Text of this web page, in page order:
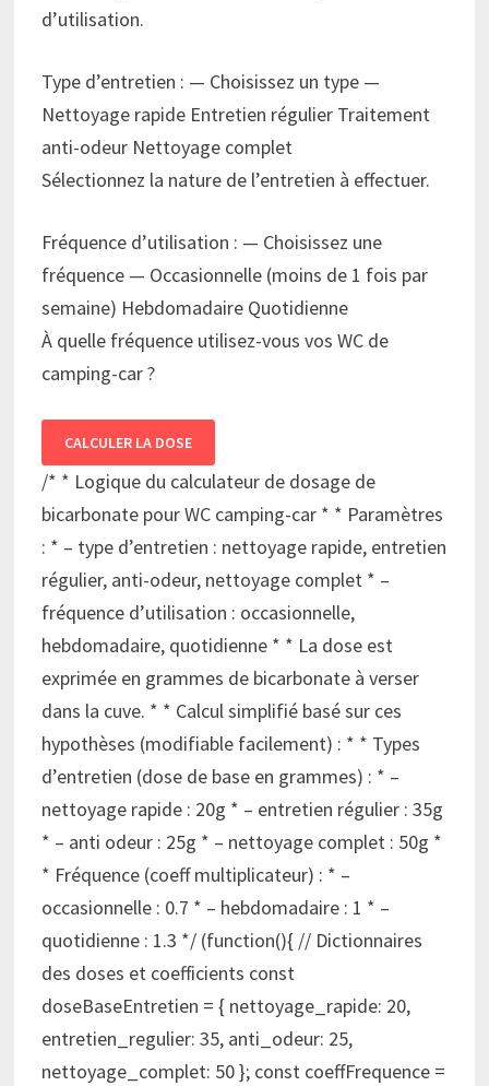
d’utilisation.
Formulaire pour choisir le type d’entretien et la
Type d’entretien : — Choisissez un type —
Nettoyage rapide Entretien régulier Traitement
anti-odeur Nettoyage complet
Sélectionnez la nature de l’entretien à effectuer.
Fréquence d’utilisation : — Choisissez une
fréquence — Occasionnelle (moins de 1 fois par
semaine) Hebdomadaire Quotidienne
À quelle fréquence utilisez-vous vos WC de
camping-car ?
CALCULER LA DOSE
/* * Logique du calculateur de dosage de
bicarbonate pour WC camping-car * * Paramètres
: * – type d’entretien : nettoyage rapide, entretien
régulier, anti-odeur, nettoyage complet * –
fréquence d’utilisation : occasionnelle,
hebdomadaire, quotidienne * * La dose est
exprimée en grammes de bicarbonate à verser
dans la cuve. * * Calcul simplifié basé sur ces
hypothèses (modifiable facilement) : * * Types
d’entretien (dose de base en grammes) : * –
nettoyage rapide : 20g * – entretien régulier : 35g
* – anti odeur : 25g * – nettoyage complet : 50g *
* Fréquence (coeff multiplicateur) : * –
occasionnelle : 0.7 * – hebdomadaire : 1 * –
quotidienne : 1.3 */ (function(){ // Dictionnaires
des doses et coefficients const
doseBaseEntretien = { nettoyage_rapide: 20,
entretien_regulier: 35, anti_odeur: 25,
nettoyage_complet: 50 }; const coeffFrequence =